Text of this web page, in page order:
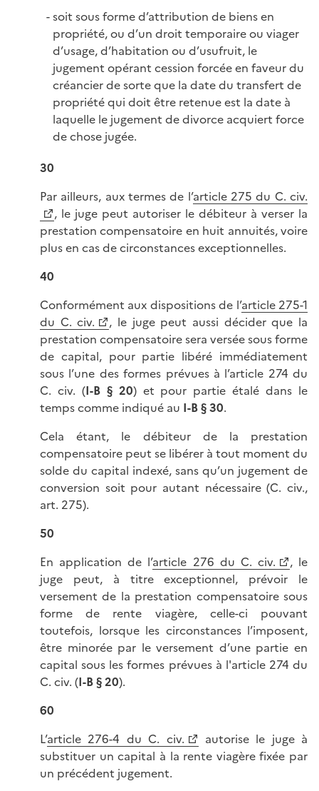
soit sous forme d’attribution de biens en
propriété, ou d’un droit temporaire ou viager
d’usage, d’habitation ou d’usufruit, le
jugement opérant cession forcée en faveur du
créancier de sorte que la date du transfert de
propriété qui doit être retenue est la date à
laquelle le jugement de divorce acquiert force
de chose jugée.
30
Par ailleurs, aux termes de l’article 275 du C. civ.
, le juge peut autoriser le débiteur à verser la
prestation compensatoire en huit annuités, voire
plus en cas de circonstances exceptionnelles.
40
Conformément aux dispositions de l’article 275-1
du C. civ.
, le juge peut aussi décider que la
prestation compensatoire sera versée sous forme
de capital, pour partie libéré immédiatement
sous l’une des formes prévues à l’article 274 du
C. civ. (I-B § 20) et pour partie étalé dans le
temps comme indiqué au I-B § 30.
Cela étant, le débiteur de la prestation
compensatoire peut se libérer à tout moment du
solde du capital indexé, sans qu’un jugement de
conversion soit pour autant nécessaire (C. civ.,
art. 275).
50
En application de l’article 276 du C. civ.
, le
juge peut, à titre exceptionnel, prévoir le
versement de la prestation compensatoire sous
forme de rente viagère, celle-ci pouvant
toutefois, lorsque les circonstances l’imposent,
être minorée par le versement d’une partie en
capital sous les formes prévues à l'article 274 du
C. civ. (I-B § 20).
60
L’article 276-4 du C. civ.
autorise le juge à
substituer un capital à la rente viagère fixée par
un précédent jugement.